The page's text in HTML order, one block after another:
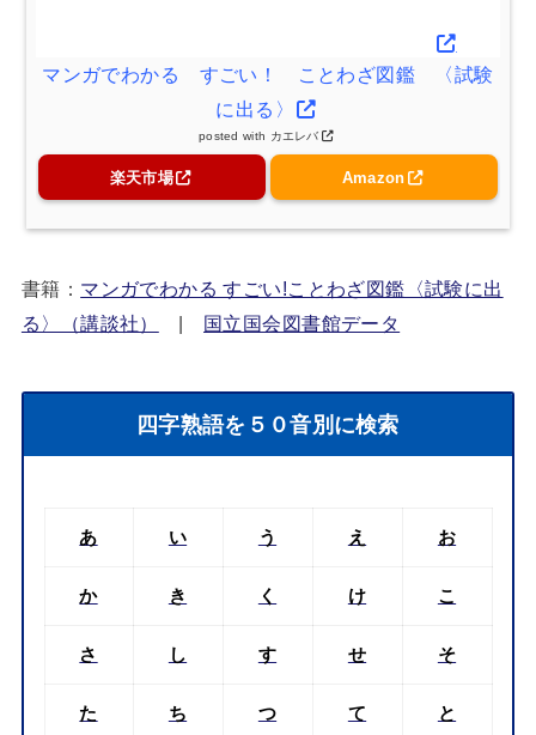
マンガでわかる すごい！ ことわざ図鑑 〈試験
に出る〉
posted with カエレバ
楽天市場 Amazon
書籍： マンガでわかる すごい!ことわざ図鑑〈試験に出
る〉（講談社）
国立国会図書館データ
四字熟語を５０音別に検索
あ い う え お
か き く け こ
さ し す せ そ
た ち つ て と